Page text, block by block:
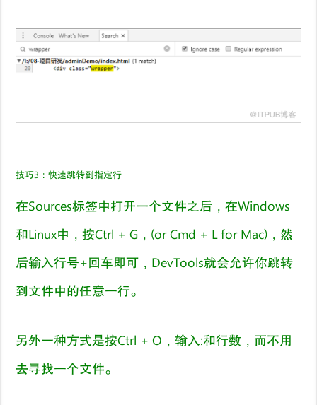
技巧3 ：快速跳转到指定行
在Sources标签中打开一个文件之后，在Windows
和Linux中，按Ctrl + G ， (or Cmd + L for Mac) ，然
后输入行号+回车即可 ， DevTools就会允许你跳转
到文件中的任意一行。
另外一种方式是按Ctrl + O ，输入:和行数，而不用
去寻找一个文件。